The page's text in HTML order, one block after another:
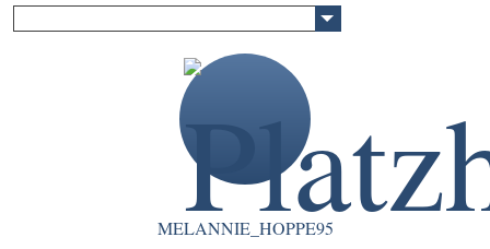
MELANNIE_HOPPE95